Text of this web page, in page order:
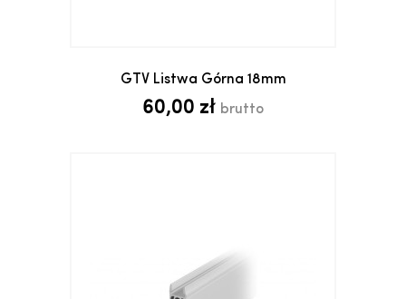
GTV Listwa Górna 18mm
60,00 zł brutto